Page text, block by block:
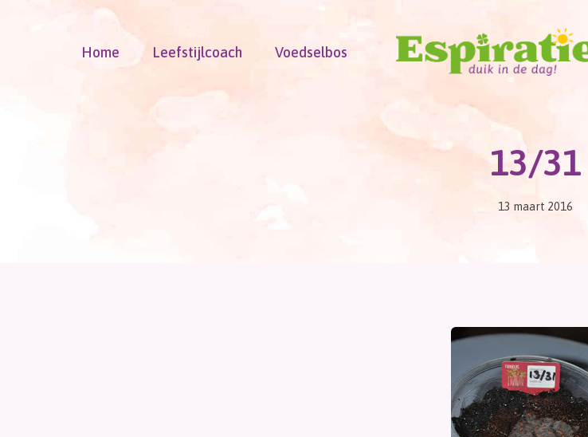
Home Leefstijlcoach Voedselbos
13/31
13 maart 2016